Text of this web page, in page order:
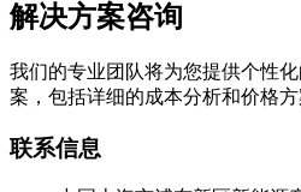
解决方案咨询
我们的专业团队将为您提供个性
案，包括详细的成本分析和价格方
联系信息